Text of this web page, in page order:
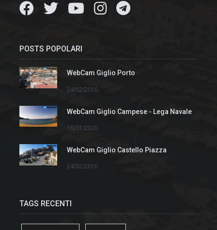
POSTS POPOLARI
WebCam Giglio Porto
24/02/2010
WebCam Giglio Campese - Lega Navale
16/01/2020
WebCam Giglio Castello Piazza
24/02/2010
TAGS RECENTI